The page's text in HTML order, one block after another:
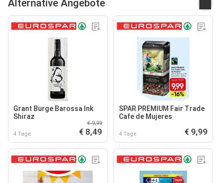
Alternative Angebote
Grant Burge Barossa Ink
Shiraz
4 Tage
€ 9,99
€ 8,49
SPAR PREMIUM Fair Trade
Cafe de Mujeres
4 Tage € 9,99